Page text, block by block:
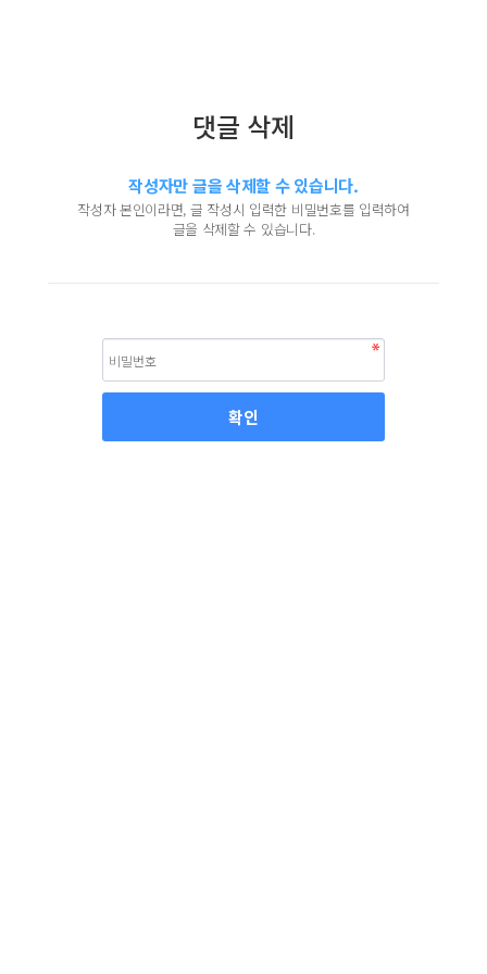
댓글 삭제
작성자만 글을 삭제할 수 있습니다.
작성자 본인이라면, 글 작성시 입력한 비밀번호를 입력하여
글을 삭제할 수 있습니다.